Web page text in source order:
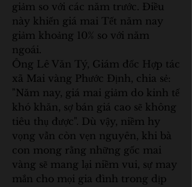
giảm so với các năm trước. Điều
này khiến giá mai Tết năm nay
giảm khoảng 10% so với năm
ngoái.
Ông Lê Văn Tý, Giám đốc Hợp tác
xã Mai vàng Phước Định, chia sẻ:
"Năm nay, giá mai giảm do kinh tế
khó khăn, sợ bán giá cao sẽ không
tiêu thụ được". Dù vậy, niềm hy
vọng vẫn còn vẹn nguyên, khi bà
con mong rằng những gốc mai
vàng sẽ mang lại niềm vui, sự may
mắn cho mọi gia đình trong dịp